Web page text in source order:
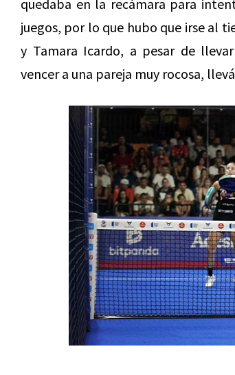
quedaba en la recámara para
juegos, por lo que hubo que irse al
y Tamara Icardo, a pesar de
vencer a una pareja muy rocosa,